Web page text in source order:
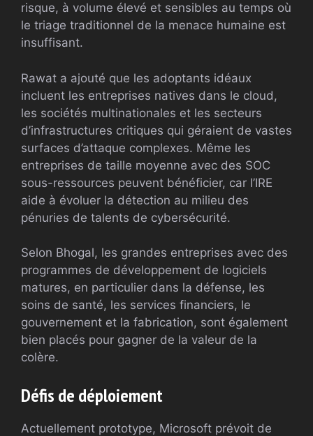
risque, à volume élevé et sensibles au temps où
le triage traditionnel de la menace humaine est
insuffisant.
Rawat a ajouté que les adoptants idéaux
incluent les entreprises natives dans le cloud,
les sociétés multinationales et les secteurs
d’infrastructures critiques qui géraient de vastes
surfaces d’attaque complexes. Même les
entreprises de taille moyenne avec des SOC
sous-ressources peuvent bénéficier, car l’IRE
aide à évoluer la détection au milieu des
pénuries de talents de cybersécurité.
Selon Bhogal, les grandes entreprises avec des
programmes de développement de logiciels
matures, en particulier dans la défense, les
soins de santé, les services financiers, le
gouvernement et la fabrication, sont également
bien placés pour gagner de la valeur de la
colère.
Défis de déploiement
Actuellement prototype, Microsoft prévoit de